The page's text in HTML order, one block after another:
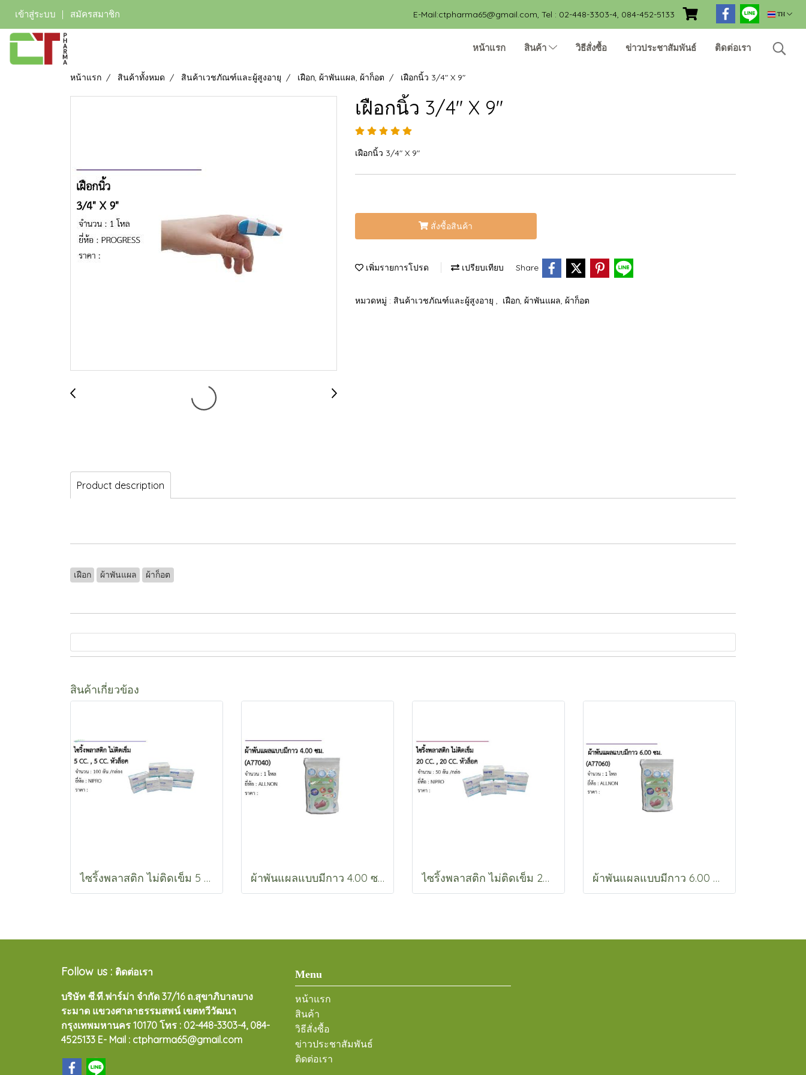
เข้าสู่ระบบ สมัครสมาชิก E-Mail:ctpharma65@gmail.com, Tel : 02-448-3303-4, 084-452-5133 TH
หน้าแรก สินค้า วิธีสั่งซื้อ ข่าวประชาสัมพันธ์ ติดต่อเรา
หน้าแรก สินค้าทั้งหมด สินค้าเวชภัณฑ์และผู้สูงอายุ เฝือก, ผ้าพันแผล, ผ้าก็อต เฝือกนิ้ว 3/4" X 9"
เฝือกนิ้ว 3/4" X 9"
เฝือกนิ้ว 3/4" X 9"
สั่งซื้อสินค้า
เพิ่มรายการโปรด เปรียบเทียบ Share
หมวดหมู่ : สินค้าเวชภัณฑ์และผู้สูงอายุ เฝือก, ผ้าพันแผล, ผ้าก็อต
Product description
เฝือก ผ้าพันแผล ผ้าก็อต
สินค้าเกี่ยวข้อง
ไซริ้งพลาสติก ไม่ติดเข็ม 5 CC. , 5 CC. หัวล็อค ผ้าพันแผลแบบมีกาว 4.00 ซม. (A77040) ไซริ้งพลาสติก ไม่ติดเข็ม 20 CC. , 20 CC. หัวล็อค ผ้าพันแผลแบบมีกาว 6.00 ซม. (A77060)
Follow us : ติดต่อเรา
บริษัท ซี.ที.ฟาร์ม่า จำกัด 37/16 ถ.สุขาภิบาลบาง
ระมาด แขวงศาลาธรรมสพน์ เขตทวีวัฒนา
กรุงเทพมหานคร 10170 โทร : 02-448-3303-4, 084-
4525133 E- Mail : ctpharma65@gmail.com
Menu
หน้าแรก
สินค้า
วิธีสั่งซื้อ
ข่าวประชาสัมพันธ์
ติดต่อเรา